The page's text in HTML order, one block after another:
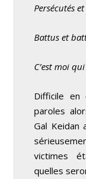
Persécutés
Battus et
C’est moi
Difficile
paroles
Gal
victimes
quelles